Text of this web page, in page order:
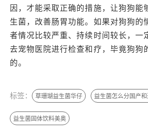
因，才能采取正确的措施，让狗狗能
生菌，改善肠胃功能。如果对狗狗的
者情况比较严重、持续时间较长，一
去宠物医院进行检查和疗，毕竟狗狗
的。
标签： 草珊瑚益生菌华仔 益生菌怎么分国产
益生菌固体饮料美奥